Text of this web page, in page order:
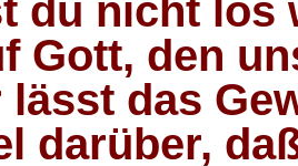
du nicht los
Gott, den
lässt das
darüber,